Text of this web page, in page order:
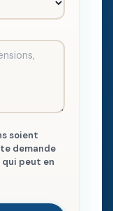
soient
demande
peut en